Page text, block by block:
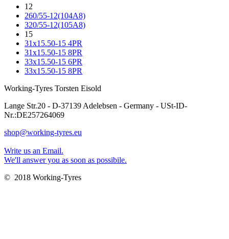
12
260/55-12(104A8)
320/55-12(105A8)
15
31x15.50-15 4PR
31x15.50-15 8PR
33x15.50-15 6PR
33x15.50-15 8PR
Working-Tyres Torsten Eisold
Lange Str.20 - D-37139 Adelebsen - Germany - USt-ID-
Nr.:DE257264069
shop@working-tyres.eu
Write us an Email.
We'll answer you as soon as possibile.
© 2018 Working-Tyres